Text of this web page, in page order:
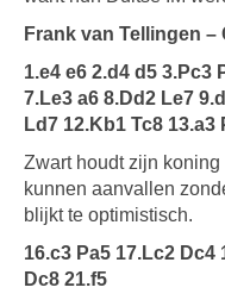
Frank van Tellingen
1.e4 e6 2.d4 d5 3.Pc3
7.Le3 a6 8.Dd2 Le7
Ld7 12.Kb1 Tc8 13.a3
Zwart houdt zijn
kunnen aanvallen
blijkt te optimistisch.
16.c3 Pa5 17.Lc2 Dc4
Dc8 21.f5